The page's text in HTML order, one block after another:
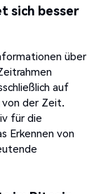
sich besser
über
auf
von der Zeit.
für die
Erkennen von